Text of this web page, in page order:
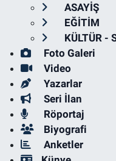
ASAYİŞ
EĞİTİM
KÜLTÜR -
Foto Galeri
Video
Yazarlar
Seri İlan
Röportaj
Biyografi
Anketler